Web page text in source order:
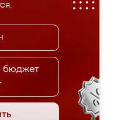
бюджет